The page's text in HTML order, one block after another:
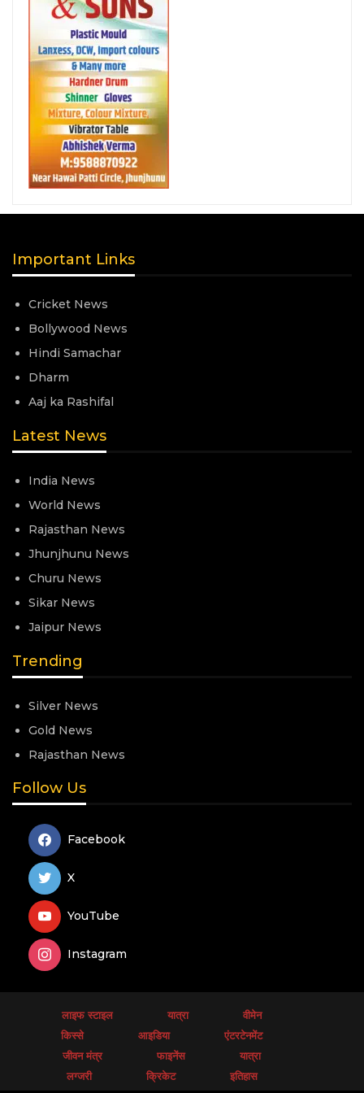
Important Links
Cricket News
Bollywood News
Hindi Samachar
Dharm
Aaj ka Rashifal
Latest News
India News
World News
Rajasthan News
Jhunjhunu News
Churu News
Sikar News
Jaipur News
Trending
Silver News
Gold News
Rajasthan News
Follow Us
Facebook
X
YouTube
Instagram
लाइफ स्टाइल यात्रा
वीमेन
किस्से
आइडिया
एंटरटेनमेंट
जीवन मंत्र
फाइनेंस
यात्रा
लग्जरी
क्रिकेट इतिहास